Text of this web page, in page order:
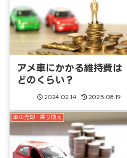
アメ車にかかる維持費は
どのくらい？
2024.02.14 2025.08.19
車の売却・乗り換え